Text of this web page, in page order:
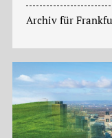
Archiv für